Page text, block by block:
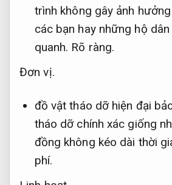
trình không gây ảnh
các bạn hay những hộ
quanh. Rõ ràng.
Đơn vị.
đồ vật tháo dỡ hiện đại
tháo dỡ chính xác giống
đồng không kéo dài thời
phí.